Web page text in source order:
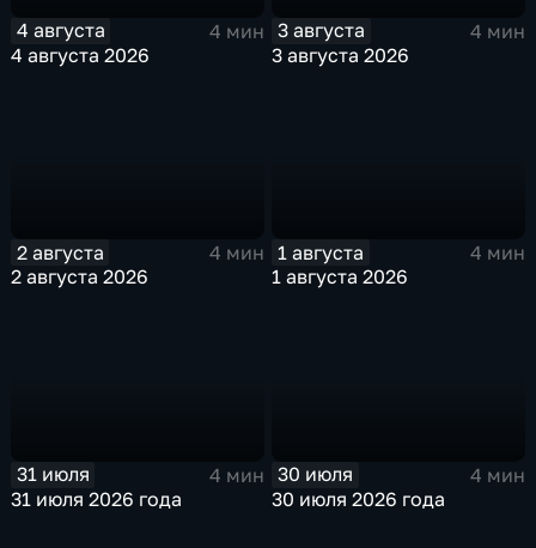
4 августа
4 мин
4 августа 2026
3 августа
4 мин
3 августа 2026
2 августа
4 мин
2 августа 2026
1 августа
4 мин
1 августа 2026
31 июля
4 мин
31 июля 2026 года
30 июля
4 мин
30 июля 2026 года